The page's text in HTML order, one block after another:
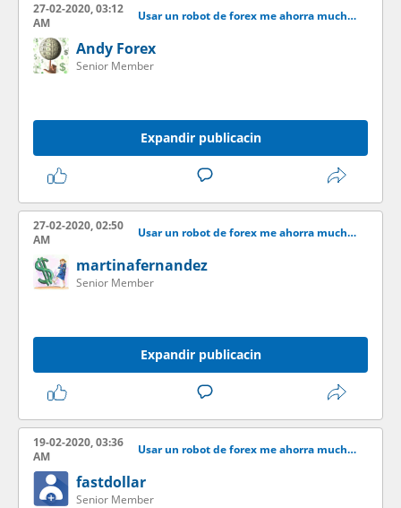
27-02-2020, 03:12
AM
Usar un robot de forex me ahorra mucho tiempo y gano ms dinero
Andy Forex
Senior Member
Expandir publicacin
27-02-2020, 02:50
AM
Usar un robot de forex me ahorra mucho tiempo y gano ms dinero
martinafernandez
Senior Member
Expandir publicacin
19-02-2020, 03:36
AM
Usar un robot de forex me ahorra mucho tiempo y gano ms dinero
fastdollar
Senior Member